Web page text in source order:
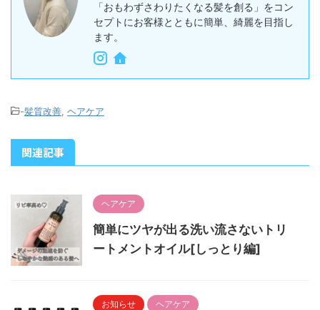
「おもわずさわりたくなる髪を創る」をコン
セプトにお客様とともに簡単、綺麗を目指し
ます。
-髪質改善 ヘアケア
関連記事
ヘアケア
簡単にツヤが出る洗い流さないトリ
ートメントオイル[しっとり編]
お知らせ ヘアケア